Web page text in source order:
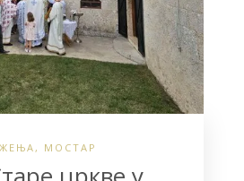
, МОСТАР